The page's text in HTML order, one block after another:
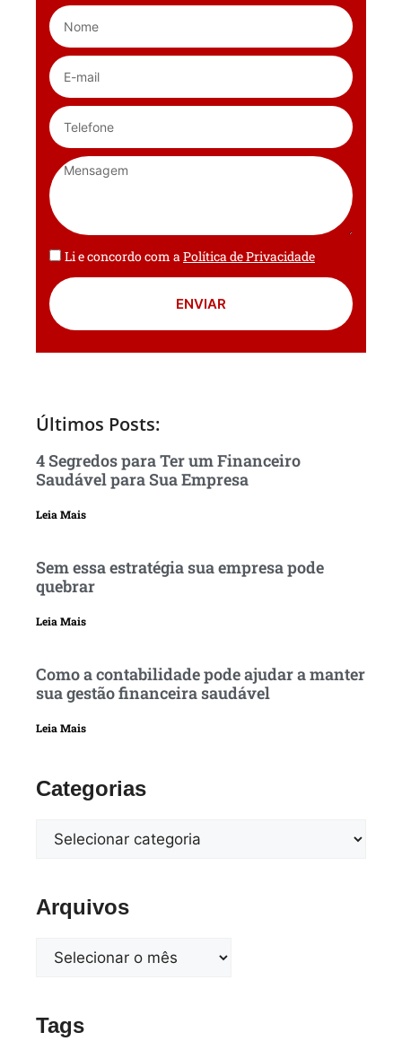
Li e concordo com aPolítica de Privacidade
ENVIAR
Últimos Posts:
4 Segredos para Ter um Financeiro
Saudável para Sua Empresa
Leia Mais
Sem essa estratégia sua empresa pode
quebrar
Leia Mais
Como a contabilidade pode ajudar a manter
sua gestão financeira saudável
Leia Mais
Categorias
Arquivos
Tags